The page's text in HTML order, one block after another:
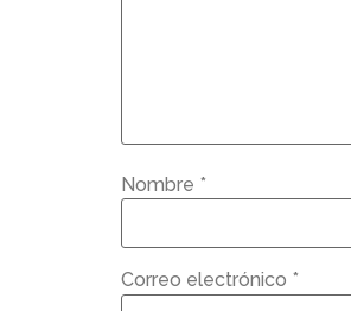
Nombre *
Correo electrónico *